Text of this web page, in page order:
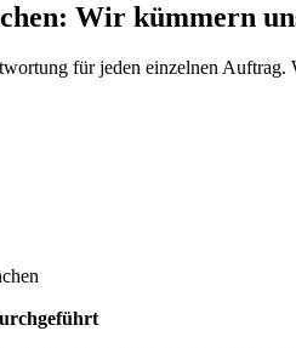
Wir kümmern
für jeden einzelnen